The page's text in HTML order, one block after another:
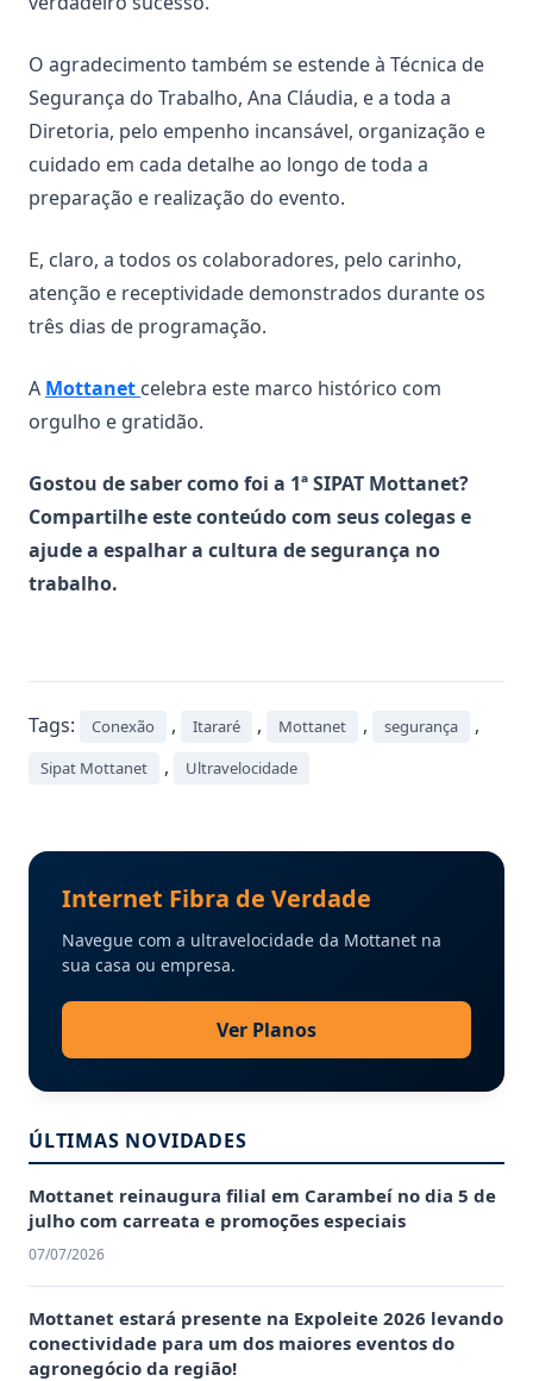
O agradecimento também se estende à Técnica de
Segurança do Trabalho, Ana Cláudia, e a toda a
Diretoria, pelo empenho incansável, organização e
cuidado em cada detalhe ao longo de toda a
preparação e realização do evento.
E, claro, a todos os colaboradores, pelo carinho,
atenção e receptividade demonstrados durante os
três dias de programação.
A Mottanet celebra este marco histórico com
orgulho e gratidão.
Gostou de saber como foi a 1ª SIPAT Mottanet?
Compartilhe este conteúdo com seus colegas e
ajude a espalhar a cultura de segurança no
trabalho.
Tags: Conexão , Itararé , Mottanet , segurança ,
Sipat Mottanet , Ultravelocidade
Internet Fibra de Verdade
Navegue com a ultravelocidade da Mottanet na
sua casa ou empresa.
Ver Planos
ÚLTIMAS NOVIDADES
Mottanet reinaugura filial em Carambeí no dia 5 de
julho com carreata e promoções especiais
07/07/2026
Mottanet estará presente na Expoleite 2026 levando
conectividade para um dos maiores eventos do
agronegócio da região!